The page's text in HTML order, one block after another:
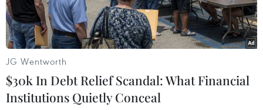
những đứa trẻ."
JG Wentworth
$30k In Debt Relief Scandal: What Financial
Institutions Quietly Conceal